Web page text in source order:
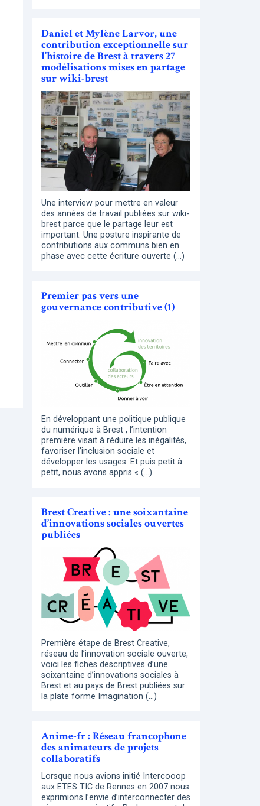
Daniel et Mylène Larvor, une
contribution exceptionnelle sur
l’histoire de Brest à travers 27
modélisations mises en partage
sur wiki-brest
Une interview pour mettre en valeur
des années de travail publiées sur wiki-
brest parce que le partage leur est
important. Une posture inspirante de
contributions aux communs bien en
phase avec cette écriture ouverte (…)
Premier pas vers une
gouvernance contributive (1)
En développant une politique publique
du numérique à Brest , l’intention
première visait à réduire les inégalités,
favoriser l’inclusion sociale et
développer les usages. Et puis petit à
petit, nous avons appris « (…)
Brest Creative : une soixantaine
d’innovations sociales ouvertes
publiées
Première étape de Brest Creative,
réseau de l’innovation sociale ouverte,
voici les fiches descriptives d’une
soixantaine d’innovations sociales à
Brest et au pays de Brest publiées sur
la plate forme Imagination (…)
Anime-fr : Réseau francophone
des animateurs de projets
collaboratifs
Lorsque nous avions initié Intercooop
aux ETES TIC de Rennes en 2007 nous
exprimions l’envie d’interconnecter des